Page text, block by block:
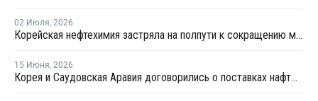
02 Июля, 2026
Корейская нефтехимия застряла на полпути к сокращению мощностей
15 Июня, 2026
Корея и Саудовская Аравия договорились о поставках нафты до конца 2026 года